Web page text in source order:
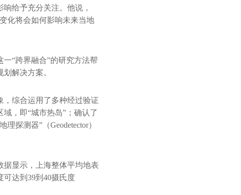
给予充分关注。他说，
化将会如何影响未来当地
“跨界融合”的研究方法帮
解决方案。
综合运用了多种经过验证
，即“城市热岛”；确认了
探测器”（Geodetector）
据显示，上海整体平均地表
达到39到40摄氏度